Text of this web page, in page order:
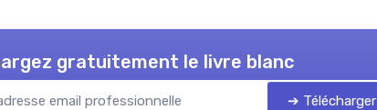
gratuitement le livre blanc
➔ Télécharger